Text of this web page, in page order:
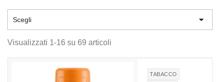
Scegli 
Visualizzati 1-16 su 69 articoli
TABACCO